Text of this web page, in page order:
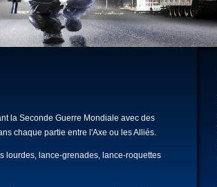
la Seconde Guerre Mondiale avec des
chaque partie entre l'Axe ou les Alliés.
lourdes, lance-grenades, lance-roquettes